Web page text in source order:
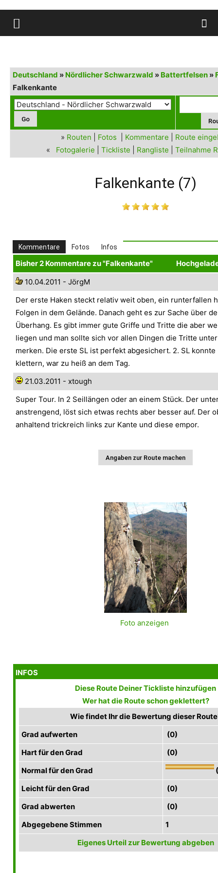
Deutschland » Nördlicher Schwarzwald » Battertfelsen »
Falkenkante
» Routen Fotos Kommentare
Route
« Fotogalerie Tickliste Rangliste Teilnahme
Falkenkante (7)
Kommentare Fotos Infos
Bisher 2 Kommentare zu "Falkenkante"
10.04.2011 - JörgM
Der erste Haken steckt relativ weit oben, ein runterfallen
Folgen in dem Gelände. Danach geht es zur Sache über
Überhang. Es gibt immer gute Griffe und Tritte die aber
liegen und man sollte sich vor allen Dingen die Tritte
merken. Die erste SL ist perfekt abgesichert. 2. SL
klettern, war zu heiß an dem Tag.
21.03.2011 - xtough
Super Tour. In 2 Seillängen oder an einem Stück. Der
anstrengend, löst sich etwas rechts aber besser auf. Der
anhaltend trickreich links zur Kante und diese empor.
Foto anzeigen
INFOS
Diese Route Deiner Tickliste hinzufügen
Wer hat die Route schon geklettert?
Wie findet Ihr die Bewertung dieser
Grad aufwerten
(0)
Hart für den Grad
(0)
Normal für den Grad
Leicht für den Grad
(0)
Grad abwerten
(0)
Abgegebene Stimmen
1
Eigenes Urteil zur Bewertung abgeben